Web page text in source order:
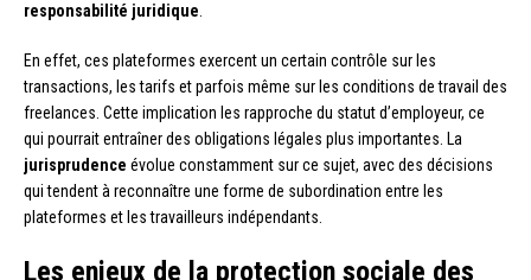
responsabilité juridique.
En effet, ces plateformes exercent un certain contrôle sur les
transactions, les tarifs et parfois même sur les conditions de travail des
freelances. Cette implication les rapproche du statut d’employeur, ce
qui pourrait entraîner des obligations légales plus importantes. La
jurisprudence évolue constamment sur ce sujet, avec des décisions
qui tendent à reconnaître une forme de subordination entre les
plateformes et les travailleurs indépendants.
Les enjeux de la protection sociale des